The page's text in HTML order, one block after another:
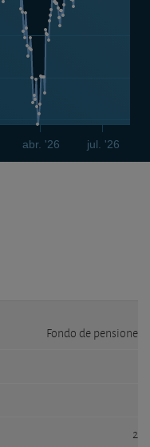
jul. '26
abr. '26
Fondo de pensiones
26/